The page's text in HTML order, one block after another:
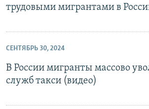
трудовыми мигрантами в
СЕНТЯБРЬ 30, 2024
В России мигранты массово
служб такси (видео)